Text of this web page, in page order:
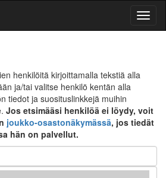
henkilöitä kirjoittamalla tekstiä alla
ja/tai valitse henkilö kentän alla
tiedot ja suosituslinkkejä muihin
Jos etsimääsi henkilöä ei löydy, voit
joukko-osastonäkymässä, jos tiedät
hän on palvellut.